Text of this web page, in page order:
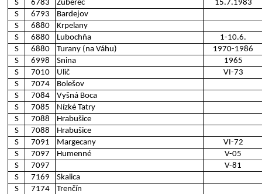
S 6783 Zuberec
15.7.1983
S
6793
Bardejov
S
6880
Krpelany
S
6880 Lubochňa
1-10.6.
S
6880 Turany (na Váhu)
1970-1986
S
6998 Snina
1965
S
7010 Ulič
VI-73
S
7074
Bolešov
S
7084
Vyšná Boca
S
7085
Nízké Tatry
S
7088
Hrabušice
S
7088
Hrabušice
S
7091 Margecany
VI-72
S
7097 Humenné
V-05
S
7097
V-81
S
7169
Skalica
S
7174
Trenčín